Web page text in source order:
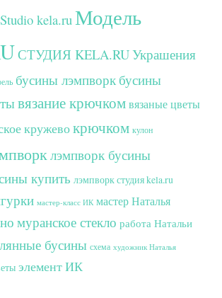
Studio kela.ru Модель
СТУДИЯ KELA.RUУкрашения
бусины лэмпворк бусины
вязание крючкомвязаные цветы
кружевокрючком кулон
лэмпворк бусины
купить лэмпворк студия kela.ru
мастер-класс ИК мастер Наталья
муранское стекло работа Натальи
бусины схема художник Наталья
элемент ИК